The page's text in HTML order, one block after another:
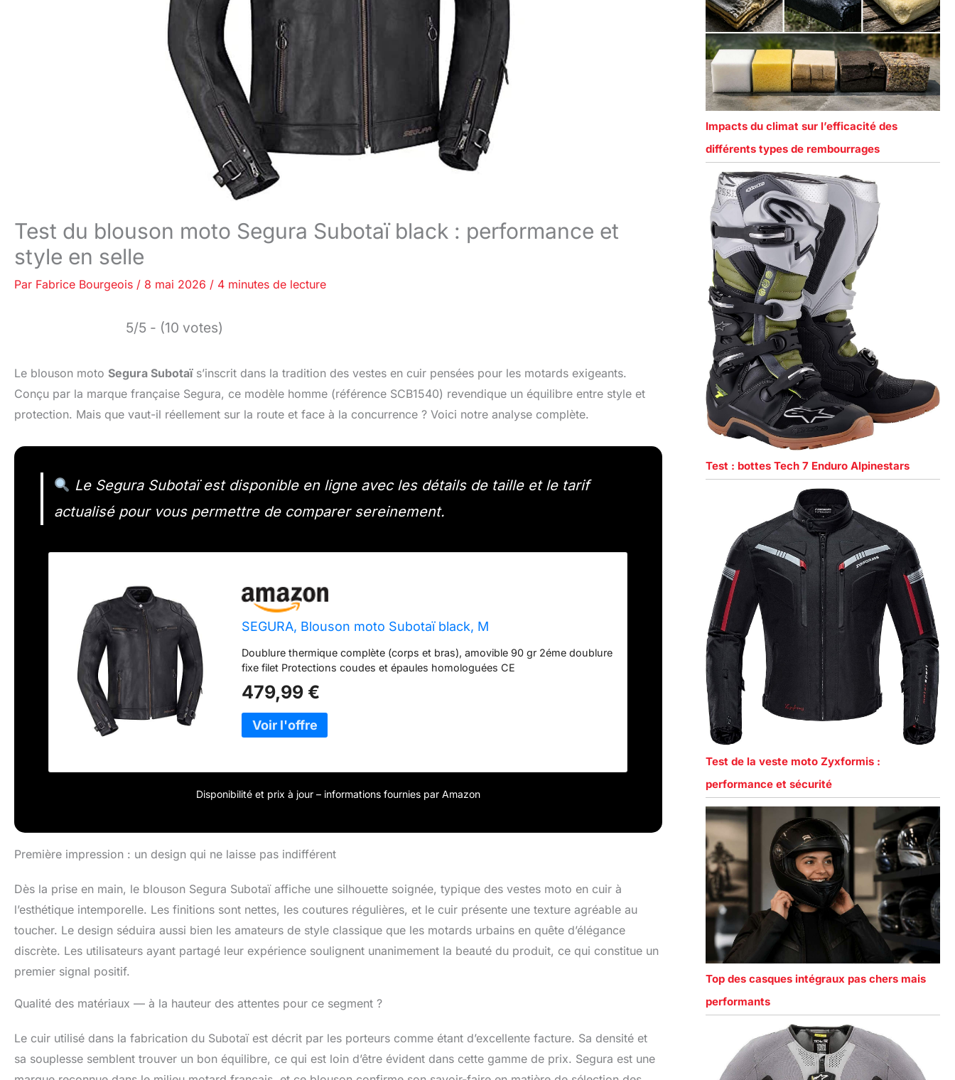
Test du blouson moto Segura Subotaï black : performance et
style en selle
Par Fabrice Bourgeois / 8 mai 2026 / 4 minutes de lecture
5/5 - (10 votes)
Le blouson moto Segura Subotaïs’inscrit dans la tradition des vestes en cuir pensées pour les motards exigeants.
Conçu par la marque française Segura, ce modèle homme (référence SCB1540) revendique un équilibre entre style et
protection. Mais que vaut-il réellement sur la route et face à la concurrence ? Voici notre analyse complète.
Le Segura Subotaï est disponible en ligne avec les détails de taille et le tarif
actualisé pour vous permettre de comparer sereinement.
SEGURA, Blouson moto Subotaï black, M
Doublure thermique complète (corps et bras), amovible 90 gr 2éme doublure
fixe filet Protections coudes et épaules homologuées CE
479,99 €
Disponibilité et prix à jour – informations fournies par Amazon
Première impression : un design qui ne laisse pas indifférent
Dès la prise en main, le blouson Segura Subotaï affiche une silhouette soignée, typique des vestes moto en cuir à
l’esthétique intemporelle. Les finitions sont nettes, les coutures régulières, et le cuir présente une texture agréable au
toucher. Le design séduira aussi bien les amateurs de style classique que les motards urbains en quête d’élégance
discrète. Les utilisateurs ayant partagé leur expérience soulignent unanimement la beauté du produit, ce qui constitue un
premier signal positif.
Qualité des matériaux — à la hauteur des attentes pour ce segment ?
Le cuir utilisé dans la fabrication du Subotaï est décrit par les porteurs comme étant d’excellente facture. Sa densité et
sa souplesse semblent trouver un bon équilibre, ce qui est loin d’être évident dans cette gamme de prix. Segura est une
Impacts du climat sur l’efficacité des
différents types de rembourrages
Test : bottes Tech 7 Enduro Alpinestars
Test de la veste moto Zyxformis :
performance et sécurité
Top des casques intégraux pas chers mais
performants